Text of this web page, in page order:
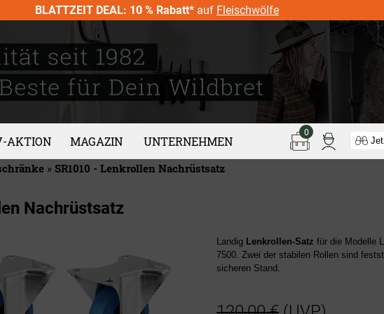
BLATTZEIT DEAL: 10 % Rabatt* auf Fleischwölfe
AKTION MAGAZIN UNTERNEHMEN
0
» SR1010 - Lenkrollen Nachrüstsatz
Nachrüstsatz
Landig Lenkrollen-Satz für die Modelle
7500. Zwei der stabilen Rollen sind
sicheren Stand.